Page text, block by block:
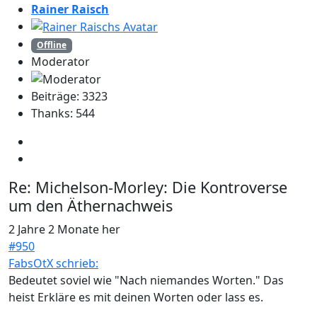
Rainer Raisch
Offline
Moderator
Beiträge: 3323
Thanks: 544
Re: Michelson-Morley: Die Kontroverse
um den Äthernachweis
2 Jahre 2 Monate her
#950
FabsOtX schrieb:
Bedeutet soviel wie "Nach niemandes Worten." Das
heist Erkläre es mit deinen Worten oder lass es.